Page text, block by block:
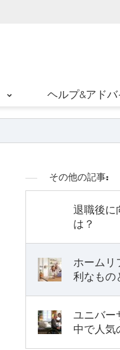
ヘルプ&アドバ
その他の記事:
退職後に
は？
ホームリ
利なもの
ユニバー
中で人気